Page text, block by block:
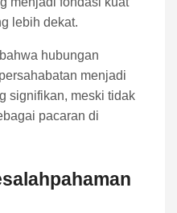
lebih dekat.
hubungan
menjadi
signifikan, meski tidak
pacaran di